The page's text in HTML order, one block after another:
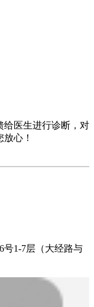
给医生进行诊断，对
心！
号1-7层（大经路与